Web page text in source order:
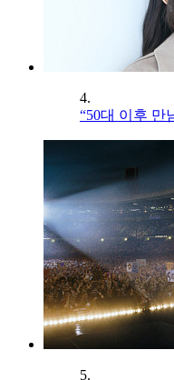
4.
“50대 이후 만
5.